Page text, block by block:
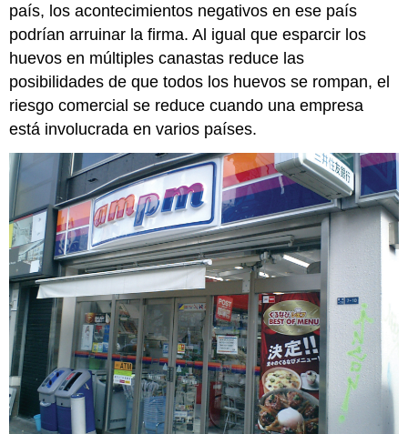
país, los acontecimientos negativos en ese país
podrían arruinar la firma. Al igual que esparcir los
huevos en múltiples canastas reduce las
posibilidades de que todos los huevos se rompan, el
riesgo comercial se reduce cuando una empresa
está involucrada en varios países.